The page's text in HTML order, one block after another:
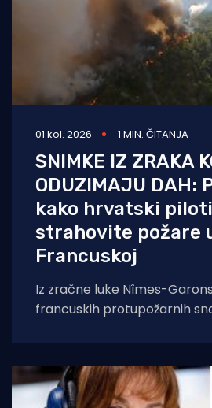
01 kol. 2026 1 MIN. ČITANJA
SNIMKE IZ ZRAKA
ODUZIMAJU DAH:
kako hrvatski
strahovite požare
Francuskoj
Iz zračne luke Nîmes-
francuskih protupožarnih